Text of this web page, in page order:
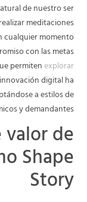
de nuestro ser
meditaciones
cualquier momento
con las metas
permitenexplorar
digital ha
a estilos de
y demandantes.
de
Shape
Story